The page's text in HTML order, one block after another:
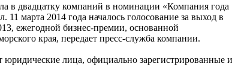
в двадцатку компаний в номинации «Компания года
марта 2014 года началось голосование за выход в
ежегодной бизнес-премии, основанной
края, передает пресс-служба компании.
лица, официально зарегистрированные и